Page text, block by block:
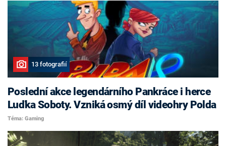
13 fotografií
Poslední akce legendárního Pankráce i herce
Luďka Soboty. Vzniká osmý díl videohry Polda
Téma: Gaming